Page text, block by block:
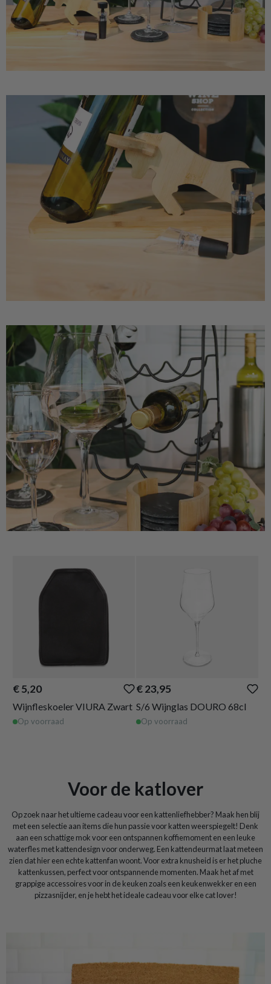
€ 5,20
Wijnfleskoeler VIURA Zwart
Op voorraad
€ 23,95
S/6 Wijnglas DOURO 68cl
Op voorraad
Voor de katlover
Op zoek naar het ultieme cadeau voor een kattenliefhebber? Maak hen blij
met een selectie aan items die hun passie voor katten weerspiegelt! Denk
aan een schattige mok voor een ontspannen koffiemoment en een leuke
waterfles met kattendesign voor onderweg. Een kattendeurmat laat meteen
zien dat hier een echte kattenfan woont. Voor extra knusheid is er het pluche
kattenkussen, perfect voor ontspannende momenten. Maak het af met
grappige accessoires voor in de keuken zoals een keukenwekker en een
pizzasnijder, en je hebt het ideale cadeau voor elke cat lover!